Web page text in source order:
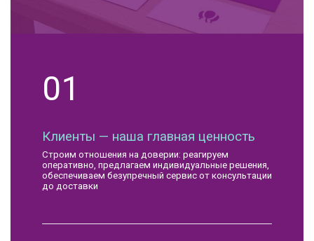
01
Клиенты — наша главная ценность
Строим отношения на доверии: реагируем
оперативно, предлагаем индивидуальные решения,
обеспечиваем безупречный сервис от консультации
до доставки